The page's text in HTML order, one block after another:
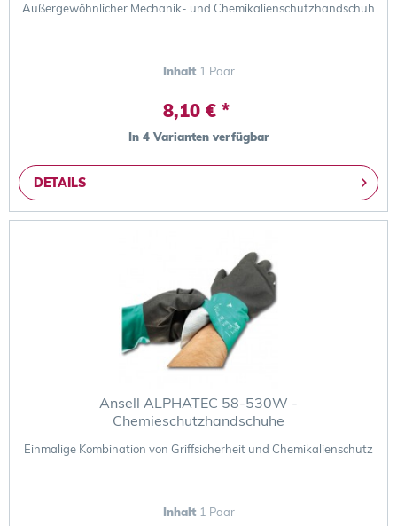
Außergewöhnlicher Mechanik- und Chemikalienschutzhandschuh
Inhalt 1 Paar
8,10 € *
In 4 Varianten verfügbar
DETAILS
Ansell ALPHATEC 58-530W -
Chemieschutzhandschuhe
Einmalige Kombination von Griffsicherheit und Chemikalienschutz
Inhalt 1 Paar